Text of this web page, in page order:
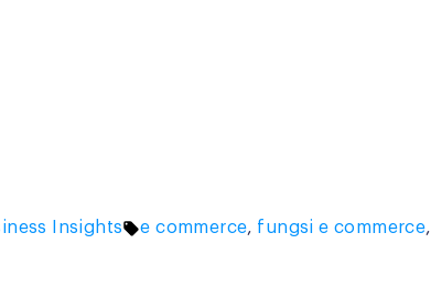
Insights Tags:
e commerce, fungsi e commerce,